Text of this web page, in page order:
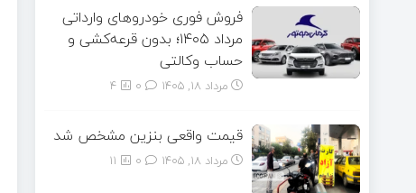
فروش فوری خودروهای وارداتی
مرداد ۱۴۰۵؛ بدون قرعه‌کشی و
حساب وکالتی
مرداد ۱۸, ۱۴۰۵ 4
قیمت واقعی بنزین مشخص شد
مرداد ۱۸, ۱۴۰۵ 11